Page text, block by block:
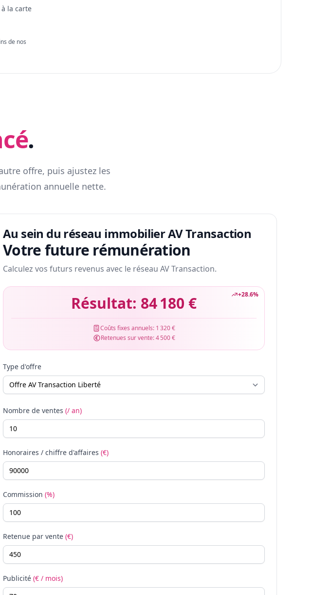
la carte
de nos
.
offre, puis ajustez les
annuelle nette.
Au sein du réseau immobilier AV Transaction
Votre future rémunération
Calculez vos futurs revenus avec le réseau AV Transaction.
+28.6%
Résultat: 84 180 €
Coûts fixes annuels: 1 320 €
Retenues sur vente:4 500 €
Type d'offre
Nombre de ventes (/ an)
Honoraires / chiffre d'affaires (€)
Commission (%)
Retenue par vente (€)
Publicité (€ / mois)